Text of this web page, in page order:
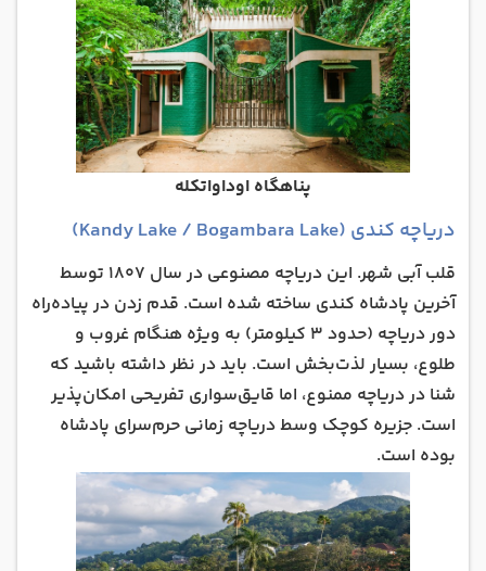
پناهگاه اوداواتکله
دریاچه کندی (Kandy Lake / Bogambara Lake)
قلب آبی شهر. این دریاچه مصنوعی در سال ۱۸۰۷ توسط
آخرین پادشاه کندی ساخته شده است. قدم زدن در پیاده‌راه
دور دریاچه (حدود ۳ کیلومتر) به ویژه هنگام غروب و
طلوع، بسیار لذت‌بخش است. باید در نظر داشته باشید که
شنا در دریاچه ممنوع، اما قایق‌سواری تفریحی امکان‌پذیر
است. جزیره کوچک وسط دریاچه زمانی حرم‌سرای پادشاه
بوده است.